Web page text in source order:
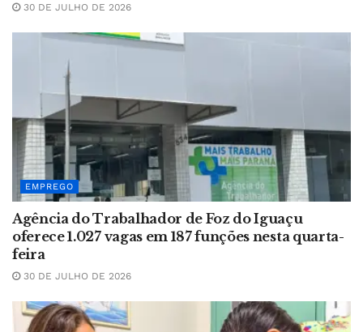
30 DE JULHO DE 2026
EMPREGO
Agência do Trabalhador de Foz do Iguaçu
oferece 1.027 vagas em 187 funções nesta quarta-
feira
30 DE JULHO DE 2026